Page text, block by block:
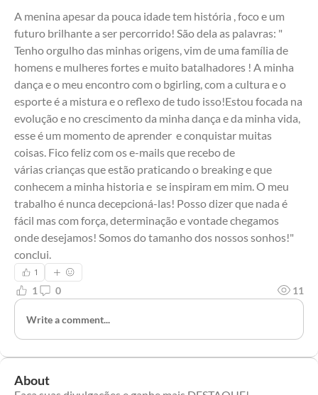
A menina apesar da pouca idade tem história , foco e um
futuro brilhante a ser percorrido! São dela as palavras: "
Tenho orgulho das minhas origens, vim de uma família de
homens e mulheres fortes e muito batalhadores ! A minha
dança e o meu encontro com o bgirling, com a cultura e o
esporte é a mistura e o reflexo de tudo isso!Estou focada na
evolução e no crescimento da minha dança e da minha vida,
esse é um momento de aprender  e conquistar muitas
coisas. Fico feliz com os e-mails que recebo de
várias crianças que estão praticando o breaking e que
conhecem a minha historia e  se inspiram em mim. O meu
trabalho é nunca decepcioná-las! Posso dizer que nada é
fácil mas com força, determinação e vontade chegamos
onde desejamos! Somos do tamanho dos nossos sonhos!"
conclui.
1
1 0 11
Write a comment...
About